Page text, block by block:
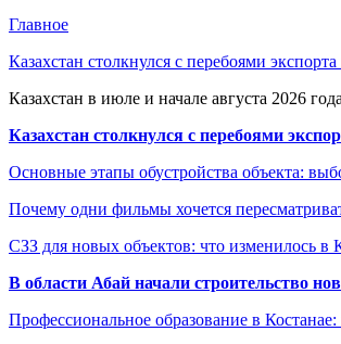
Главное
Казахстан столкнулся с перебоями
Казахстан в июле и начале августа 2026
Казахстан столкнулся с перебоями
Основные этапы обустройства объекта:
Почему одни фильмы хочется
СЗЗ для новых объектов: что изменилось в
В области Абай начали строительство
Профессиональное образование в